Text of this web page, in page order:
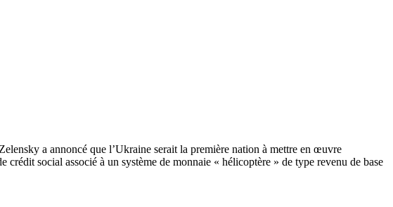
a annoncé que l’Ukraine serait la première nation à mettre en œuvre
social associé à un système de monnaie « hélicoptère » de type revenu de base